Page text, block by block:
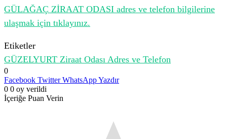
GÜLAĞAÇ ZİRAAT ODASI adres ve telefon bilgilerine
ulaşmak için tıklayınız.
Etiketler
GÜZELYURT Ziraat Odası Adres ve Telefon
0
Facebook Twitter WhatsAppYazdır
0 0 oy verildi
İçeriğe Puan Verin